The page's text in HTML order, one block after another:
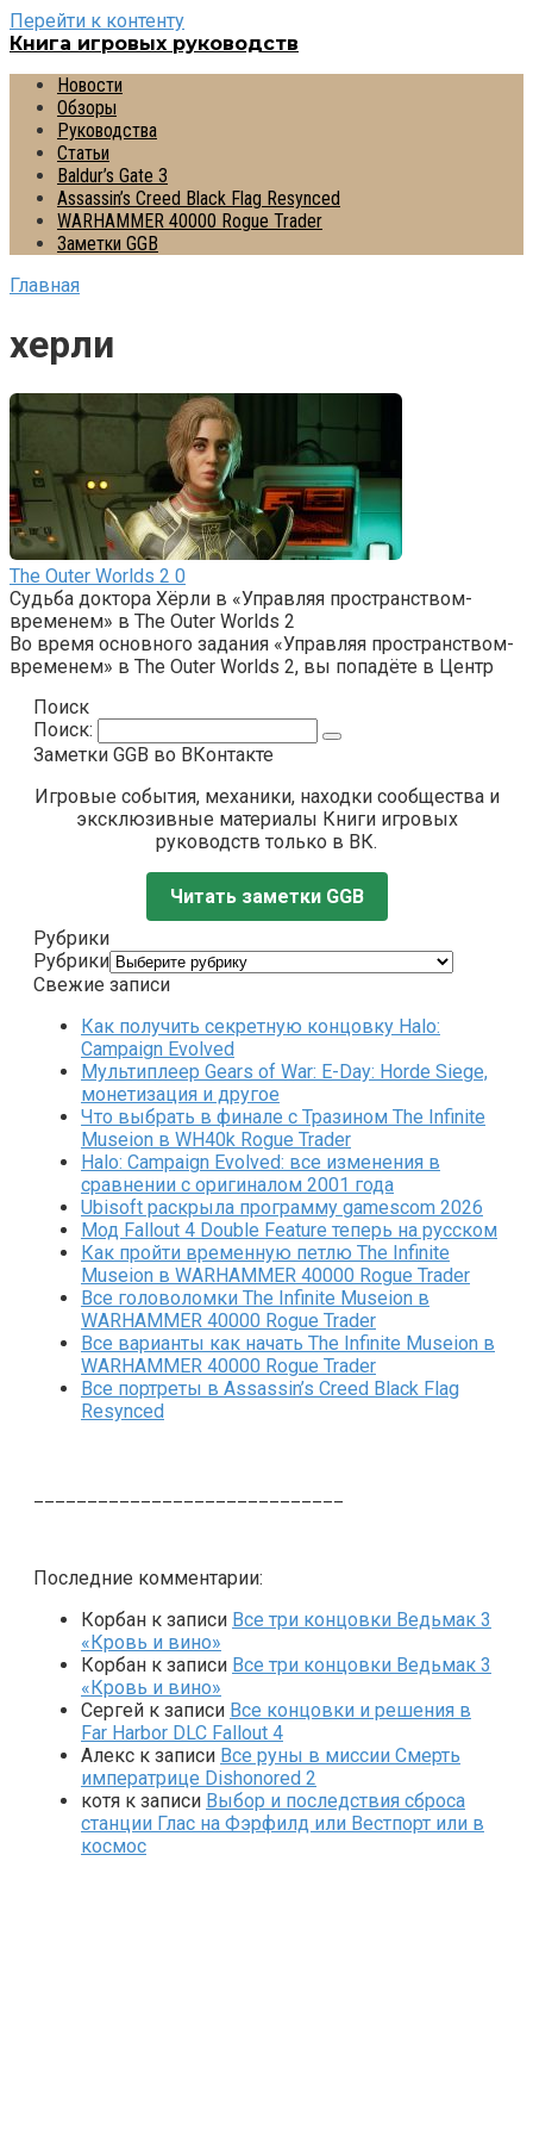
Перейти к контенту
Книга игровых руководств
Новости
Обзоры
Руководства
Статьи
Baldur’s Gate 3
Assassin’s Creed Black Flag Resynced
WARHAMMER 40000 Rogue Trader
Заметки GGB
Главная
херли
The Outer Worlds 2 0
Судьба доктора Хёрли в «Управляя пространством-
временем» в The Outer Worlds 2
Во время основного задания «Управляя пространством-
временем» в The Outer Worlds 2, вы попадёте в Центр
Поиск
Поиск:
Заметки GGB во ВКонтакте
Игровые события, механики, находки сообщества и
эксклюзивные материалы Книги игровых
руководств только в ВК.
Читать заметки GGB
Рубрики
Рубрики
Свежие записи
Как получить секретную концовку Halo:
Campaign Evolved
Мультиплеер Gears of War: E-Day: Horde Siege,
монетизация и другое
Что выбрать в финале с Тразином The Infinite
Museion в WH40k Rogue Trader
Halo: Campaign Evolved: все изменения в
сравнении с оригиналом 2001 года
Ubisoft раскрыла программу gamescom 2026
Мод Fallout 4 Double Feature теперь на русском
Как пройти временную петлю The Infinite
Museion в WARHAMMER 40000 Rogue Trader
Все головоломки The Infinite Museion в
WARHAMMER 40000 Rogue Trader
Все варианты как начать The Infinite Museion в
WARHAMMER 40000 Rogue Trader
Все портреты в Assassin’s Creed Black Flag
Resynced
Последние комментарии:
Корбан к записи Все три концовки Ведьмак 3
«Кровь и вино»
Корбан к записи Все три концовки Ведьмак 3
«Кровь и вино»
Сергей к записи Все концовки и решения в
Far Harbor DLC Fallout 4
Алекс к записи Все руны в миссии Смерть
императрице Dishonored 2
котя к записи Выбор и последствия сброса
станции Глас на Фэрфилд или Вестпорт или в
космос